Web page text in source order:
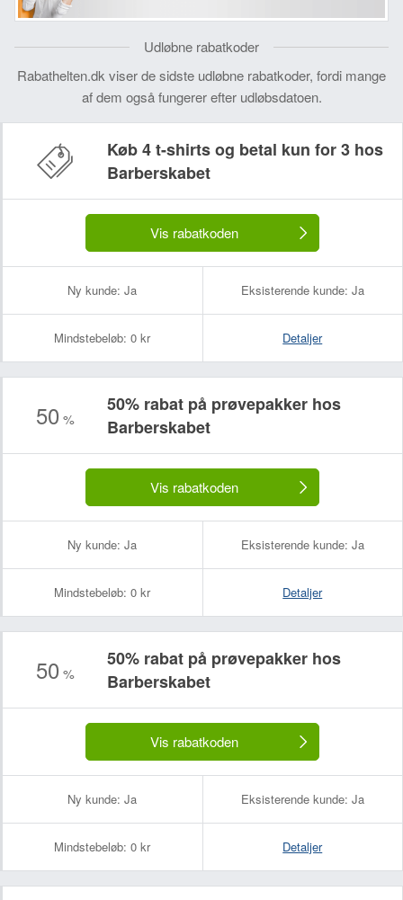
Udløbne rabatkoder
Rabathelten.dk viser de sidste udløbne rabatkoder, fordi mange
af dem også fungerer efter udløbsdatoen.
Køb 4 t-shirts og betal kun for 3 hos
Barberskabet
Vis rabatkoden
Ny kunde: Ja Eksisterende kunde: Ja
Mindstebeløb: 0 kr Detaljer
50 %
50% rabat på prøvepakker hos
Barberskabet
Vis rabatkoden
Ny kunde: Ja Eksisterende kunde: Ja
Mindstebeløb: 0 kr Detaljer
50 %
50% rabat på prøvepakker hos
Barberskabet
Vis rabatkoden
Ny kunde: Ja Eksisterende kunde: Ja
Mindstebeløb: 0 kr Detaljer